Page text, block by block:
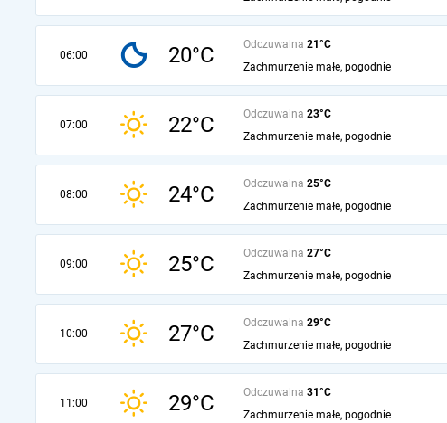
06:00 20°C Odczuwalna 21°C
Zachmurzenie małe, pogodnie
07:00 22°C Odczuwalna 23°C
Zachmurzenie małe, pogodnie
08:00 24°C Odczuwalna 25°C
Zachmurzenie małe, pogodnie
09:00 25°C Odczuwalna 27°C
Zachmurzenie małe, pogodnie
10:00 27°C Odczuwalna 29°C
Zachmurzenie małe, pogodnie
11:00 29°C Odczuwalna 31°C
Zachmurzenie małe, pogodnie